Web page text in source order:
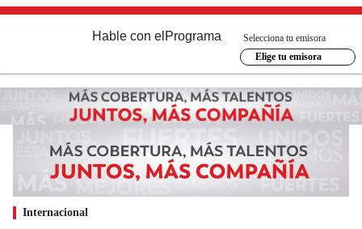
Hable con el Programa
Selecciona tu emisora
Elige tu emisora
Internacional